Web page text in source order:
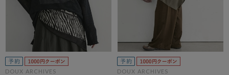
DOUX ARCHIVES DOUX ARCHIVES